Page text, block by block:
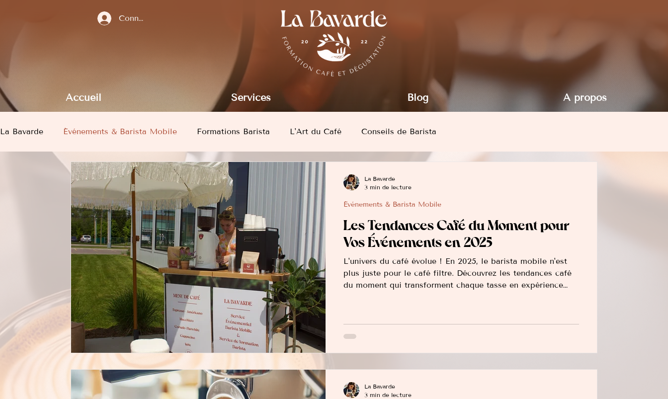
Connexion
Accueil Services Blog À propos
La Bavarde Événements & Barista Mobile Formations Barista L'Art du Café Conseils de Barista
Les Tendances Café du Moment pour
Vos Événements en 2025
L'univers du café évolue ! En 2025, le barista mobile n'est
plus juste pour le café filtre. Découvrez les tendances café
du moment qui transforment chaque tasse en expérience
durabilité des grains, et des boissons fonctionnelles. Le
Événements & Barista Mobile
La Bavarde
3 min de lecture
La Bavarde
3 min de lecture